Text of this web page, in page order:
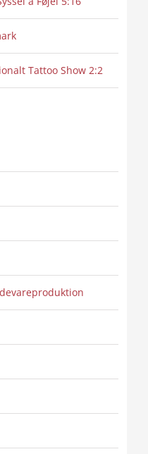
Tattoo Show 2:2